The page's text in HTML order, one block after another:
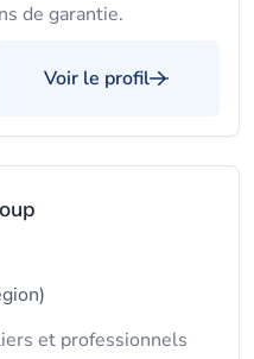
de garantie.
Voir le profil
et professionnels